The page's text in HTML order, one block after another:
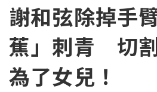
謝和弦除掉手
蕉」刺青 切割
為了女兒！